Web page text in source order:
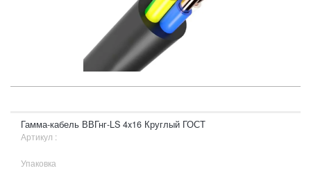
Гамма-кабель ВВГнг-LS 4x16 Круглый ГОСТ
Артикул :
Упаковка